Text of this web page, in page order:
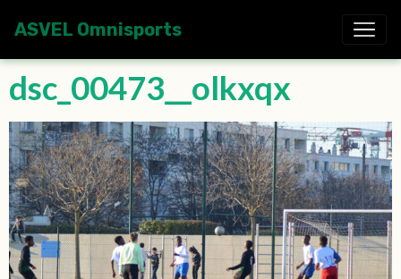
ASVEL Omnisports
dsc_00473__olkxqx